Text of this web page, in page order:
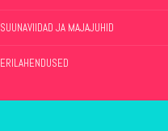
SUUNAVIIDAD JA MAJAJUHID
ERILAHENDUSED